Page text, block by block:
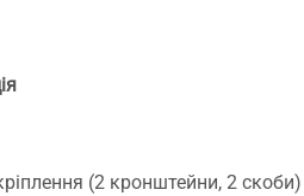
(2 кронштейни, 2 скоби)